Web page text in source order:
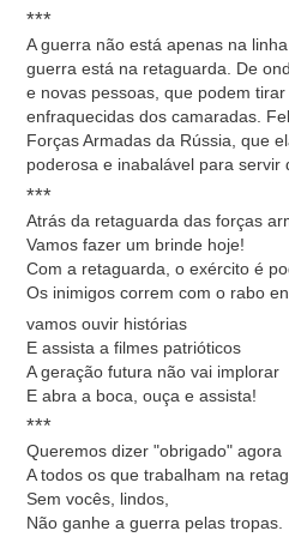
***
A guerra não está apenas na
guerra está na retaguarda. De
e novas pessoas, que podem
enfraquecidas dos camaradas.
Forças Armadas da Rússia, que
poderosa e inabalável para servir
***
Atrás da retaguarda das forças
Vamos fazer um brinde hoje!
Com a retaguarda, o exército é
Os inimigos correm com o rabo
vamos ouvir histórias
E assista a filmes patrióticos
A geração futura não vai implorar
E abra a boca, ouça e assista!
***
Queremos dizer "obrigado" agora
A todos os que trabalham na
Sem vocês, lindos,
Não ganhe a guerra pelas tropas.